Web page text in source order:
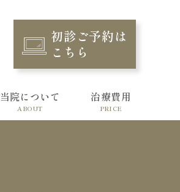
初診ご予約は
こちら
当院について
ABOUT
治療費用
PRICE